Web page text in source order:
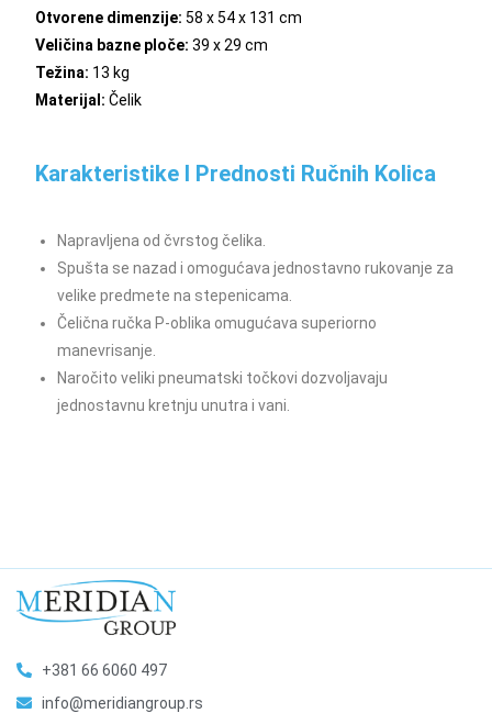
Otvorene dimenzije: 58 x 54 x 131 cm
Veličina bazne ploče: 39 x 29 cm
Težina: 13 kg
Materijal: Čelik
Karakteristike I Prednosti Ručnih Kolica
Napravljena od čvrstog čelika.
Spušta se nazad i omogućava jednostavno rukovanje za
velike predmete na stepenicama.
Čelična ručka P-oblika omugućava superiorno
manevrisanje.
Naročito veliki pneumatski točkovi dozvoljavaju
jednostavnu kretnju unutra i vani.
+381 66 6060 497
info@meridiangroup.rs